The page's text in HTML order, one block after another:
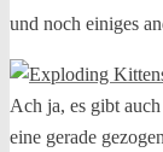
und noch einiges
Ach ja, es gibt
eine gerade